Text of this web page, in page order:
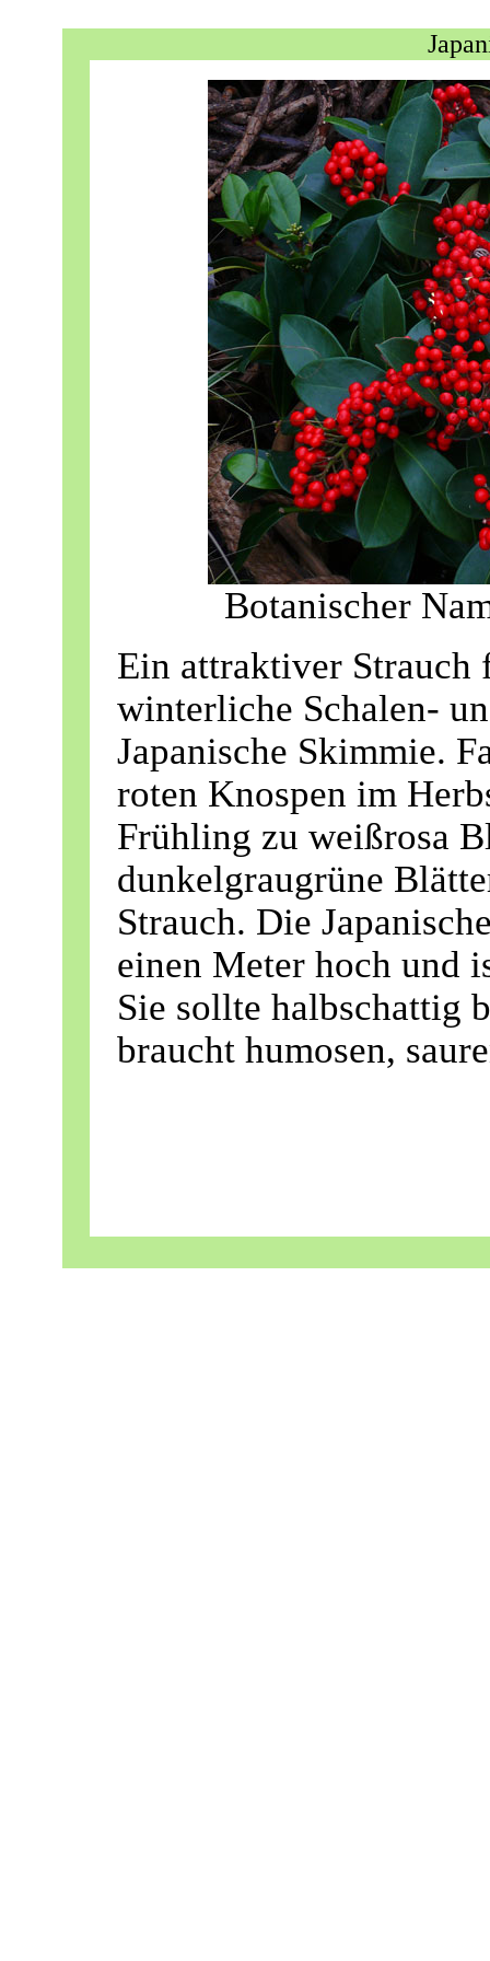
Botanischer
Ein attraktiver Strauch
winterliche Schalen-
Japanische Skimmie.
roten Knospen im
Frühling zu weißrosa
dunkelgraugrüne
Strauch. Die
einen Meter hoch und
Sie sollte halbschattig
braucht humosen,